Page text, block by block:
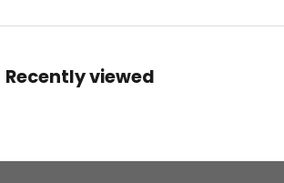
Recently viewed